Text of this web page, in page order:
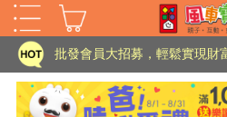
批發會員大招募，輕鬆實現財